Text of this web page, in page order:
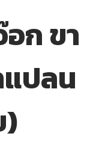
อก ขา
ปลน